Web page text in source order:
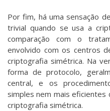
Por fim, há uma sensação
trivial quando se usa a
comparação com o
envolvido com os centros
criptografia simétrica. Na
forma de protocolo,
central, e os
simples nem mais eficientes
criptografia simétrica.